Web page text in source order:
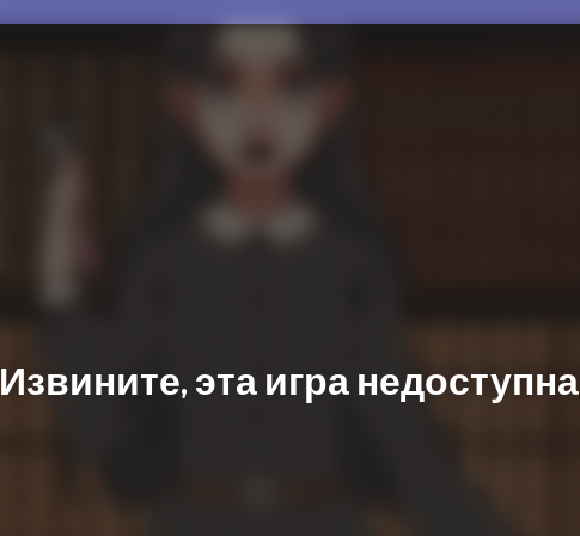
Извините, эта игра недоступна